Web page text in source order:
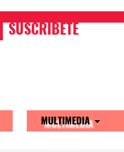
SUSCRIBETE
MULTIMEDIA